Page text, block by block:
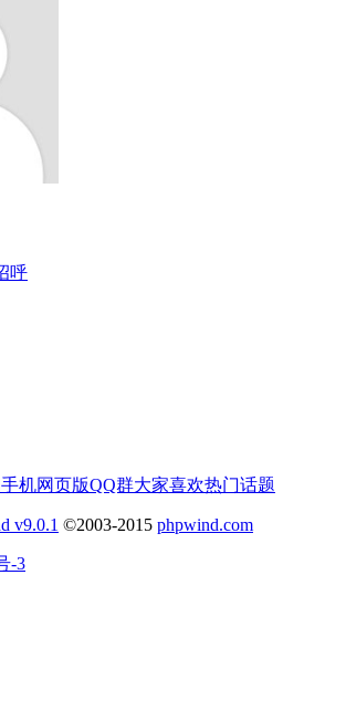
呼
手机网页版QQ群大家喜欢热门话题
v9.0.1 ©2003-2015 phpwind.com
-3